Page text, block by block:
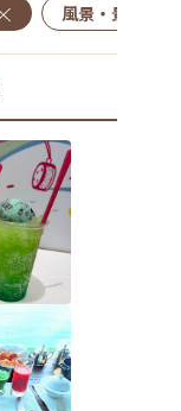
風景・景色